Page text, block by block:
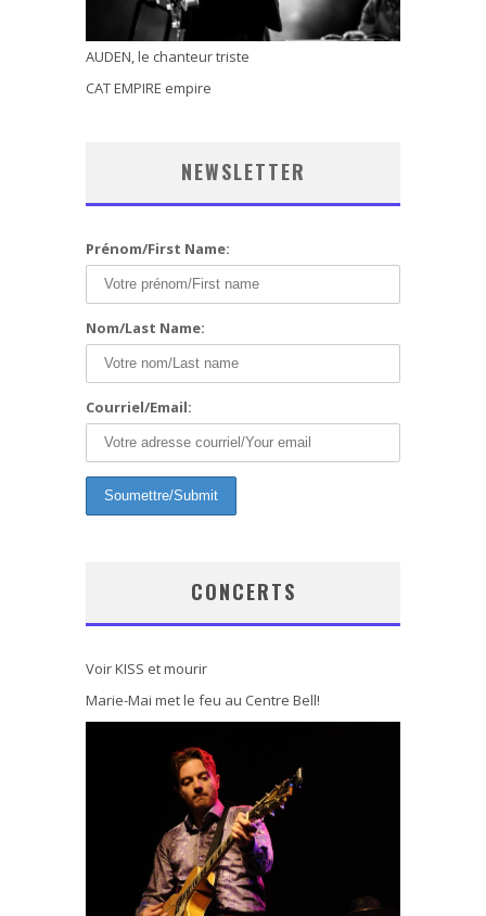
AUDEN, le chanteur triste
CAT EMPIRE empire
NEWSLETTER
Prénom/First Name:
Nom/Last Name:
Courriel/Email:
CONCERTS
Voir KISS et mourir
Marie-Mai met le feu au Centre Bell!